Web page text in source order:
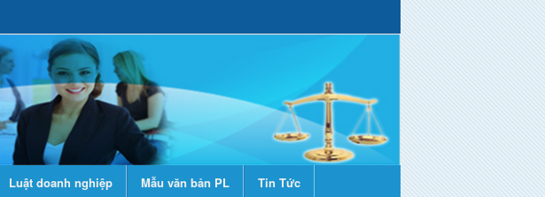
Luật doanh nghiệp Mẫu văn bản PL Tin Tức